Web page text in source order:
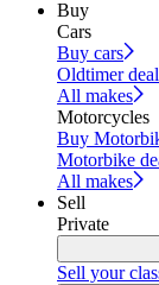
Buy
Cars
Buy cars
Oldtimer
All makes
Motorcycles
Buy
Motorbike
All makes
Sell
Private
Sell your